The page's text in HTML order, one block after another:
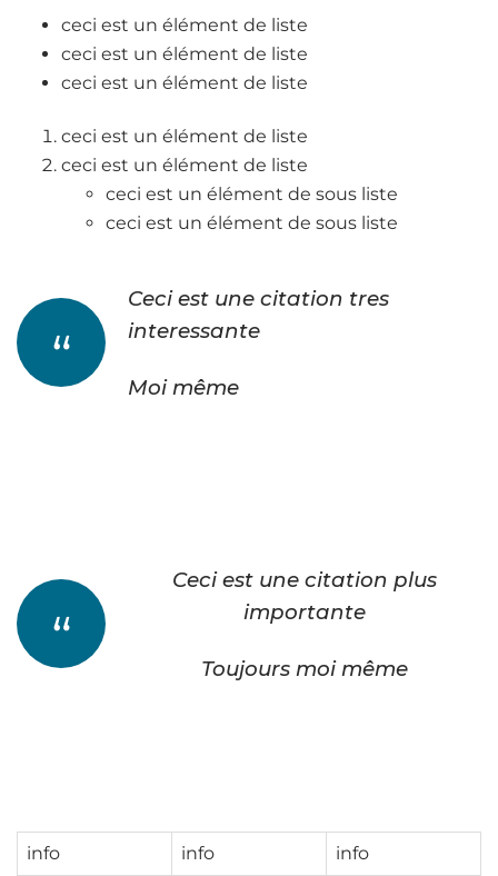
ceci est un élément de liste
ceci est un élément de liste
ceci est un élément de liste
ceci est un élément de liste
ceci est un élément de liste
ceci est un élément de sous liste
ceci est un élément de sous liste
Ceci est une citation tres
interessante
Moi même
Ceci est une citation plus
importante
Toujours moi même
info info info